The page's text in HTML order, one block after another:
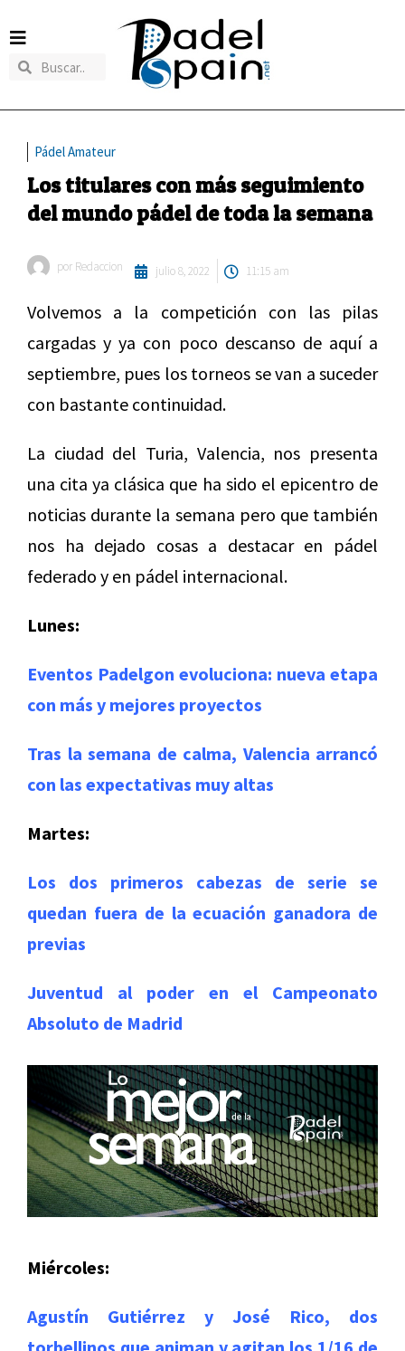
Pádel Amateur
Los titulares con más seguimiento
del mundo pádel de toda la semana
por Redaccion julio 8, 2022 11:15 am
Volvemos a la competición con las pilas
cargadas y ya con poco descanso de aquí a
septiembre, pues los torneos se van a suceder
con bastante continuidad.
La ciudad del Turia, Valencia, nos presenta
una cita ya clásica que ha sido el epicentro de
noticias durante la semana pero que también
nos ha dejado cosas a destacar en pádel
federado y en pádel internacional.
Lunes:
Eventos Padelgon evoluciona: nueva etapa
con más y mejores proyectos
Tras la semana de calma, Valencia arrancó
con las expectativas muy altas
Martes:
Los dos primeros cabezas de serie se
quedan fuera de la ecuación ganadora de
previas
Juventud al poder en el Campeonato
Absoluto de Madrid
Miércoles:
Agustín Gutiérrez y José Rico, dos